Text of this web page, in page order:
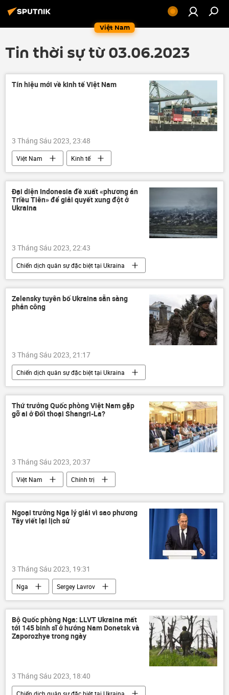
Việt Nam
Tin thời sự từ 03.06.2023
Tín hiệu mới về kinh tế Việt Nam
3 Tháng Sáu 2023, 23:48
Việt Nam Kinh tế
Đại diện Indonesia đề xuất «phương án
Triều Tiên» để giải quyết xung đột ở
Ukraina
3 Tháng Sáu 2023, 22:43
Chiến dịch quân sự đặc biệt tại Ukraina
Indonesia
Chính trị
Nga
Ukraina
Cuộc khủng hoảng ở Ukraina
Thế giới
Zelensky tuyên bố Ukraina sẵn sàng
phản công
3 Tháng Sáu 2023, 21:17
Chiến dịch quân sự đặc biệt tại Ukraina
Vladimir Zelensky
Nga
Ukraina
Cuộc khủng hoảng ở Ukraina
Quân sự
Thế giới
Thứ trưởng Quốc phòng Việt Nam gặp
gỡ ai ở Đối thoại Shangri-La?
3 Tháng Sáu 2023, 20:37
Việt Nam
Chính trị
Bộ Quốc phòng Việt Nam
Ngoại trưởng Nga lý giải vì sao phương
Tây viết lại lịch sử
3 Tháng Sáu 2023, 19:31
Nga
Sergey Lavrov
Bộ Ngoại giao Nga
Chính trị
Thế giới
Bộ Quốc phòng Nga: LLVT Ukraina mất
tới 145 binh sĩ ở hướng Nam Donetsk và
Zaporozhye trong ngày
3 Tháng Sáu 2023, 18:40